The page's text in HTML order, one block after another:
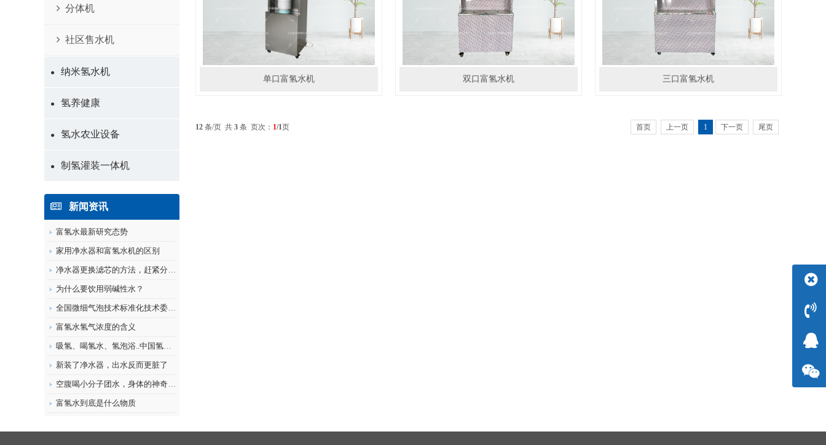
分体机
社区售水机
● 纳米氢水机
● 氢养健康
● 氢水农业设备
● 制氢灌装一体机
新闻资讯
富氢水最新研究态势
家用净水器和富氢水机的区别
净水器更换滤芯的方法，赶紧分享给朋友
为什么要饮用弱碱性水？
全国微细气泡技术标准化技术委员会在京...
富氢水氢气浓度的含义
吸氢、喝氢水、氢泡浴..中国氢健康时...
新装了净水器，出水反而更脏了
空腹喝小分子团水，身体的神奇变化你知...
富氢水到底是什么物质
单口富氢水机 双口富氢水机 三口富氢水机
12 条/页 共 3 条 页次： 1/1页 首页 上一页 1 下一页 尾页